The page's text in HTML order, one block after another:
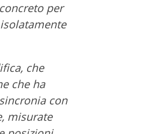
per
che
che ha
con
misurate